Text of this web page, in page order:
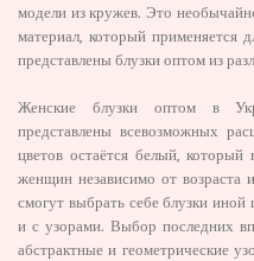
модели из кружев. Это
материал, который применяется
представлены блузки оптом из
Женские блузки оптом в
представлены всевозможных
цветов остаётся белый,
женщин независимо от
смогут выбрать себе блузки
и с узорами. Выбор последних
абстрактные и геометрические